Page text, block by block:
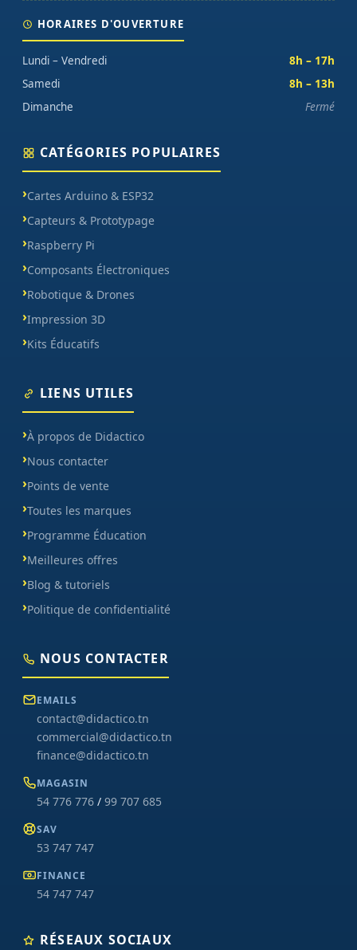
HORAIRES D'OUVERTURE
Lundi – Vendredi
8h – 17h
Samedi
8h – 13h
Dimanche
Fermé
CATÉGORIES POPULAIRES
Cartes Arduino & ESP32
Capteurs & Prototypage
Raspberry Pi
Composants Électroniques
Robotique & Drones
Impression 3D
Kits Éducatifs
LIENS UTILES
À propos de Didactico
Nous contacter
Points de vente
Toutes les marques
Programme Éducation
Meilleures offres
Blog & tutoriels
Politique de confidentialité
NOUS CONTACTER
EMAILS
contact@didactico.tn
commercial@didactico.tn
finance@didactico.tn
MAGASIN
54 776 776 / 99 707 685
SAV
53 747 747
FINANCE
54 747 747
RÉSEAUX SOCIAUX